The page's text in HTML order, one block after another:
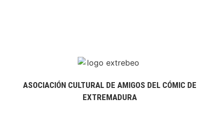
ASOCIACIÓN CULTURAL DE AMIGOS DEL CÓMIC DE
EXTREMADURA